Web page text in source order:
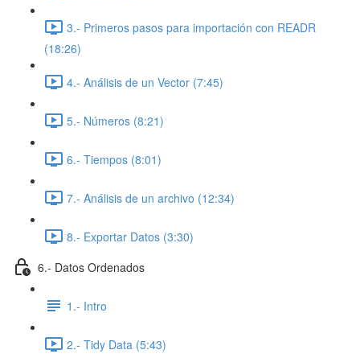
3.- Primeros pasos para importación con READR
(18:26)
4.- Análisis de un Vector (7:45)
5.- Números (8:21)
6.- Tiempos (8:01)
7.- Análisis de un archivo (12:34)
8.- Exportar Datos (3:30)
6.- Datos Ordenados
1.- Intro
2.- Tidy Data (5:43)